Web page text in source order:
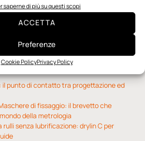
saperne di più su questi scopi
ACCETTA
Preferenze
Cookie PolicyPrivacy Policy
fluidodinamica computazionale (CFD)
Il Progettista Industriale
il punto di contatto tra progettazione ed
di fissaggio: il brevetto che
della metrologia
rulli senza lubrificazione: drylin C per